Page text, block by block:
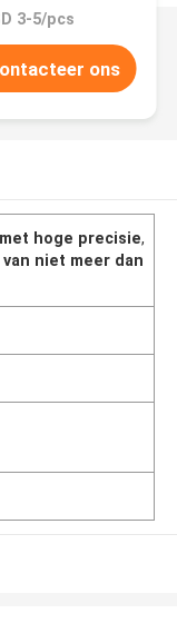
3-5/pcs
ons
hoge precisie,
niet meer dan